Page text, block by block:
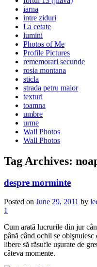
iarna
intre ziduri
La cetate
lumini
Photos of Me
Profile Pictures
rememorari secunde
rosia montana
sticla
strada petru maior
texturi
toamna
umbre
urme
Wall Photos
Wall Photos
Tag Archives:
despre morminte
Posted on June 29, 2011 by
1
Cum arată lucrurile din jur
până când ochii se
libere să răsufle uşurate de
câteva momente.